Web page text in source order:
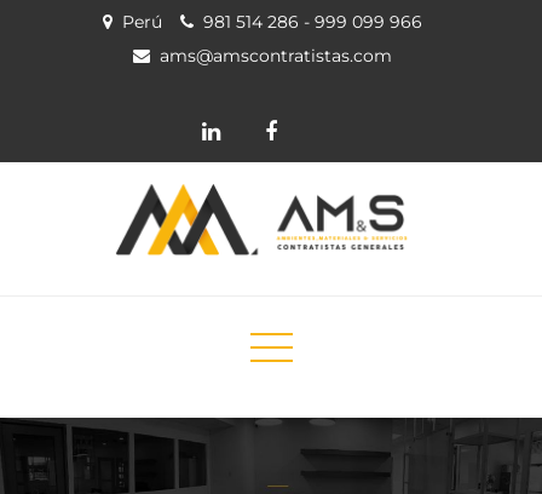
Perú
981 514 286 - 999 099 966
ams@amscontratistas.com